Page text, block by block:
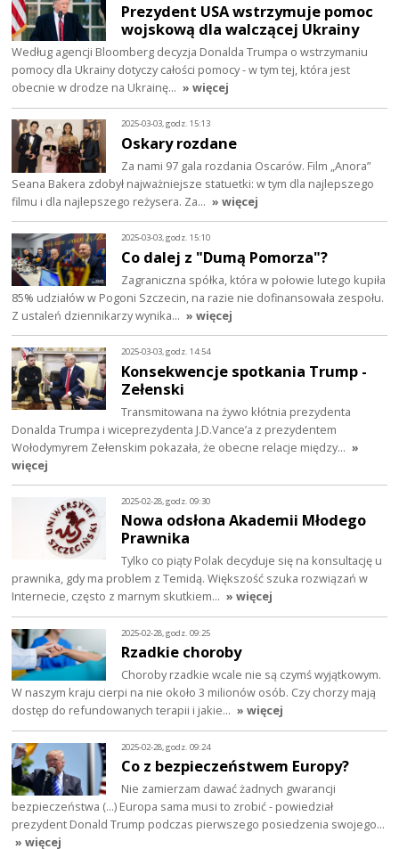
Prezydent USA wstrzymuje pomoc
wojskową dla walczącej Ukrainy
Według agencji Bloomberg decyzja Donalda Trumpa o wstrzymaniu
pomocy dla Ukrainy dotyczy całości pomocy - w tym tej, która jest
obecnie w drodze na Ukrainę… » więcej
2025-03-03, godz. 15:13
Oskary rozdane
Za nami 97 gala rozdania Oscarów. Film „Anora”
Seana Bakera zdobył najważniejsze statuetki: w tym dla najlepszego
filmu i dla najlepszego reżysera. Za… » więcej
2025-03-03, godz. 15:10
Co dalej z "Dumą Pomorza"?
Zagraniczna spółka, która w połowie lutego kupiła
85% udziałów w Pogoni Szczecin, na razie nie dofinansowała zespołu.
Z ustaleń dziennikarzy wynika… » więcej
2025-03-03, godz. 14:54
Konsekwencje spotkania Trump -
Zełenski
Transmitowana na żywo kłótnia prezydenta
Donalda Trumpa i wiceprezydenta J.D.Vance’a z prezydentem
Wołodymyrem Zełenskim pokazała, że obecne relacje między… »
więcej
2025-02-28, godz. 09:30
Nowa odsłona Akademii Młodego
Prawnika
Tylko co piąty Polak decyduje się na konsultację u
prawnika, gdy ma problem z Temidą. Większość szuka rozwiązań w
Internecie, często z marnym skutkiem… » więcej
2025-02-28, godz. 09:25
Rzadkie choroby
Choroby rzadkie wcale nie są czymś wyjątkowym.
W naszym kraju cierpi na nie około 3 milionów osób. Czy chorzy mają
dostęp do refundowanych terapii i jakie… » więcej
2025-02-28, godz. 09:24
Co z bezpieczeństwem Europy?
Nie zamierzam dawać żadnych gwarancji
bezpieczeństwa (...) Europa sama musi to zrobić - powiedział
prezydent Donald Trump podczas pierwszego posiedzenia swojego…
» więcej